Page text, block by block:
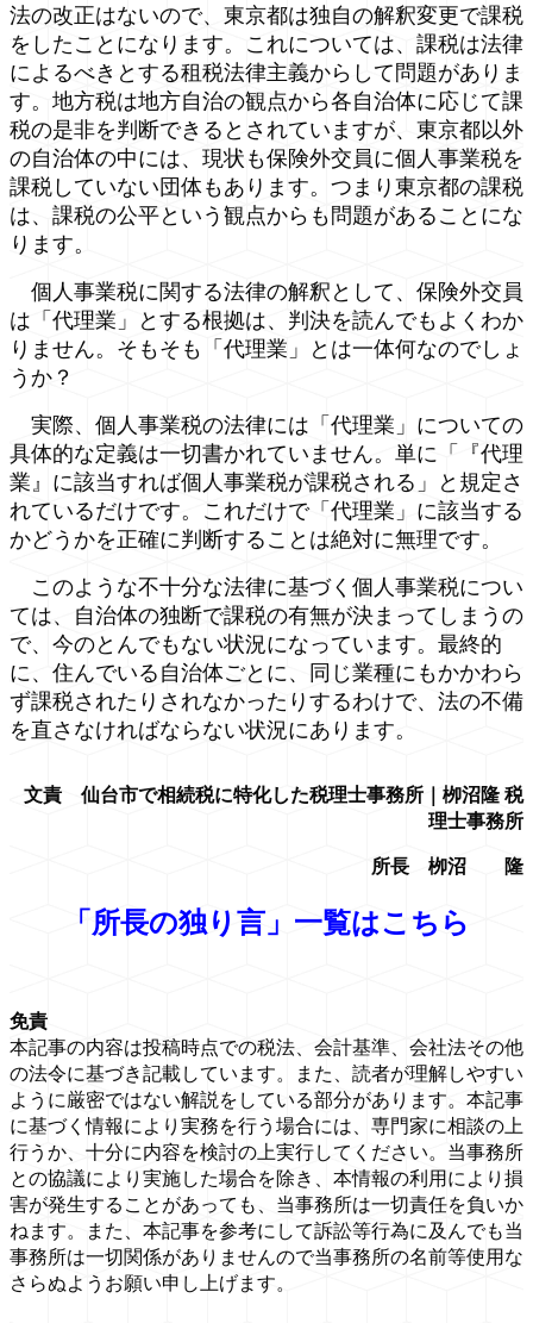
法の改正はないので、東京都は独自の解釈変更で課税
をしたことになります。これについては、課税は法律
によるべきとする租税法律主義からして問題がありま
す。地方税は地方自治の観点から各自治体に応じて課
税の是非を判断できるとされていますが、東京都以外
の自治体の中には、現状も保険外交員に個人事業税を
課税していない団体もあります。つまり東京都の課税
は、課税の公平という観点からも問題があることにな
ります。
個人事業税に関する法律の解釈として、保険外交員
は「代理業」とする根拠は、判決を読んでもよくわか
りません。そもそも「代理業」とは一体何なのでしょ
うか？
実際、個人事業税の法律には「代理業」についての
具体的な定義は一切書かれていません。単に「『代理
業』に該当すれば個人事業税が課税される」と規定さ
れているだけです。これだけで「代理業」に該当する
かどうかを正確に判断することは絶対に無理です。
このような不十分な法律に基づく個人事業税につい
ては、自治体の独断で課税の有無が決まってしまうの
で、今のとんでもない状況になっています。最終的
に、住んでいる自治体ごとに、同じ業種にもかかわら
ず課税されたりされなかったりするわけで、法の不備
を直さなければならない状況にあります。
文責 仙台市で相続税に特化した税理士事務所｜栁沼隆 税
理士事務所
所長 栁沼 隆
「所長の独り言」一覧はこちら
免責
本記事の内容は投稿時点での税法、会計基準、会社法その他
の法令に基づき記載しています。また、読者が理解しやすい
ように厳密ではない解説をしている部分があります。本記事
に基づく情報により実務を行う場合には、専門家に相談の上
行うか、十分に内容を検討の上実行してください。当事務所
との協議により実施した場合を除き、本情報の利用により損
害が発生することがあっても、当事務所は一切責任を負いか
ねます。また、本記事を参考にして訴訟等行為に及んでも当
事務所は一切関係がありませんので当事務所の名前等使用な
さらぬようお願い申し上げます。